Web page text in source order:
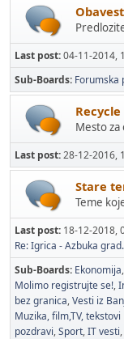
Last post:04-11-2014,
Sub-Boards Forumska
Recycle
Mesto
Last post:28-12-2016,
Stare
Teme
Last post: 18-12-2018,
Re: Igrica - Azbuka
Sub-Boards Ekonomija
Molimo registrujte se!
bez granica Vesti iz
Muzika, film,TV,
pozdravi Sport IT vesti